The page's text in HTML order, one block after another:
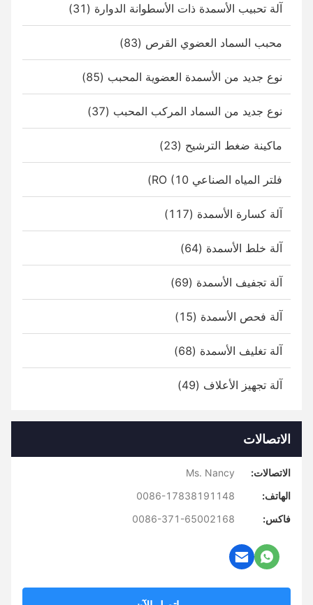
آلة تحبيب الأسمدة ذات الأسطوانة الدوارة (31)
محبب السماد العضوي القرص (83)
نوع جديد من الأسمدة العضوية المحبب (85)
نوع جديد من السماد المركب المحبب (37)
ماكينة ضغط الترشيح (23)
فلتر المياه الصناعي RO (10)
آلة كسارة الأسمدة (117)
آلة خلط الأسمدة (64)
آلة تجفيف الأسمدة (69)
آلة فحص الأسمدة (15)
آلة تغليف الأسمدة (68)
آلة تجهيز الأعلاف (49)
الاتصالات
الاتصالات:
Ms. Nancy
الهاتف:
0086-17838191148
فاكس:
0086-371-65002168